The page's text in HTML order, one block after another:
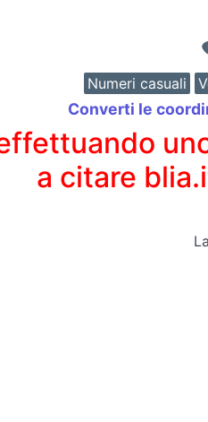
Numeri casuali
Converti le
a citare